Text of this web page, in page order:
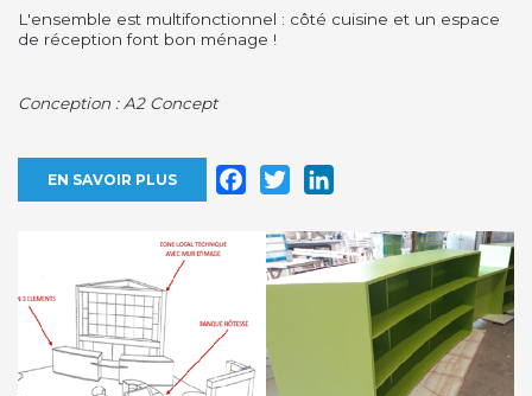
L'ensemble est multifonctionnel : côté cuisine et un espace
de réception font bon ménage !
Conception : A2 Concept
EN SAVOIR PLUS Facebook
Twitter